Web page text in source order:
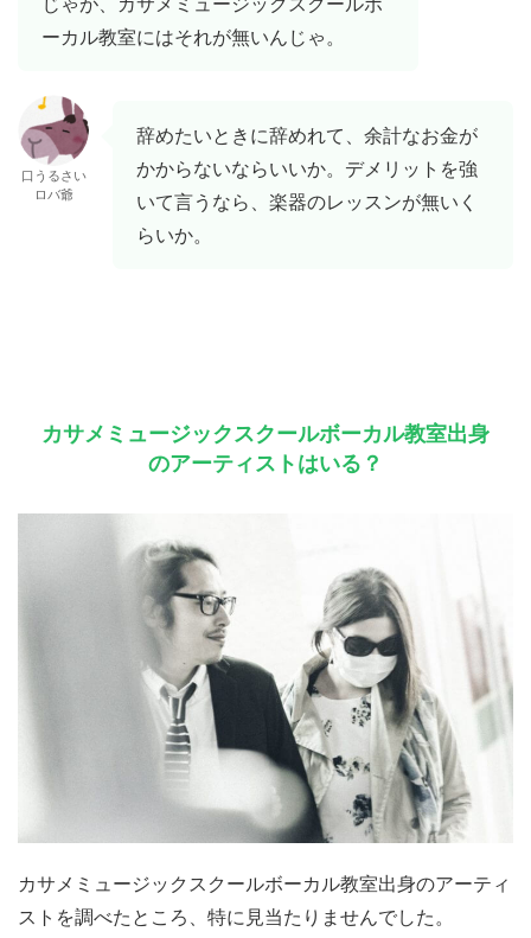
ーカル教室にはそれが無いんじゃ。
口うるさい
ロバ爺
辞めたいときに辞めれて、余計なお金が
かからないならいいか。デメリットを強
いて言うなら、楽器のレッスンが無いく
らいか。
カサメミュージックスクールボーカル教室出身
のアーティストはいる？
カサメミュージックスクールボーカル教室出身のアーティ
ストを調べたところ、特に見当たりませんでした。